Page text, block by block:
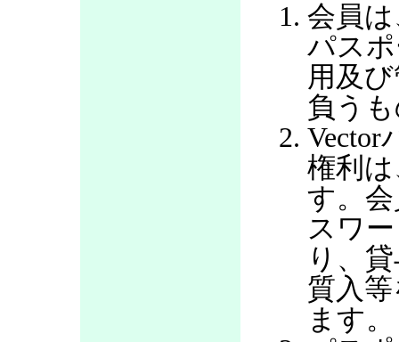
会員
パス
用及
負う
Vector
権利
す。
スワ
り、
質入
ます。